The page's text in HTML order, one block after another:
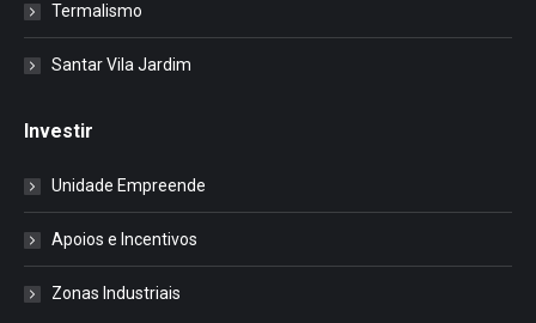
Termalismo
Santar Vila Jardim
Investir
Unidade Empreende
Apoios e Incentivos
Zonas Industriais